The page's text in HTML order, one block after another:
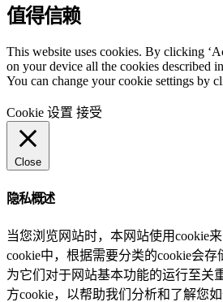
值得信赖
This website uses cookies. By clicking
on your device all the cookies described
You can change your cookie settings by
Cookie 设置 接受
Close
隐私概述
当您浏览网站时，本网站使用cookie
cookie中，根据需要分类的cookie会
为它们对于网站基本功能的运行至关
方cookie，以帮助我们分析和了解您